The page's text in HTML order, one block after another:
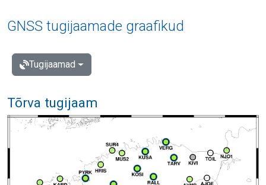
GNSS tugijaamade graafikud
Tugijaamad
Tõrva tugijaam